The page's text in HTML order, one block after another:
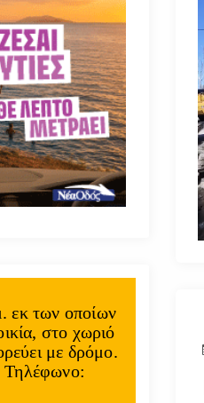
εκ των οποίων
στο χωριό
με δρόμο.
Τηλέφωνο: